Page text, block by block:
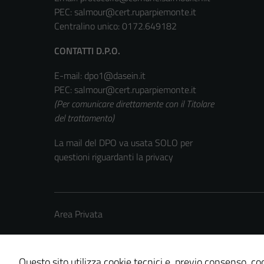
PEC: salmour@cert.ruparpiemonte.it
Centralino unico: 0172.649182
CONTATTI D.P.O.
E-mail: dpo1@dasein.it
PEC: salmour@cert.ruparpiemonte.it
(Per comunicare direttamente con il Titolare
del trattamento)
La mail del DPO va usata SOLO per
questioni riguardanti la privacy
Area Privata